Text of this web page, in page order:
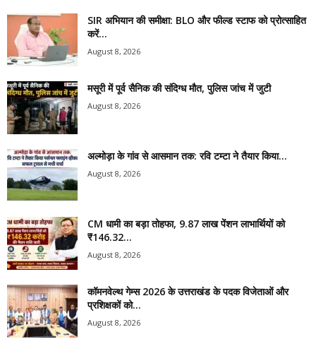
SIR अभियान की समीक्षा: BLO और फील्ड स्टाफ को प्रोत्साहित
करें...
August 8, 2026
मसूरी में पूर्व सैनिक की संदिग्ध मौत, पुलिस जांच में जुटी
August 8, 2026
अल्मोड़ा के गांव से आसमान तक: रवि टम्टा ने तैयार किया...
August 8, 2026
CM धामी का बड़ा तोहफा, 9.87 लाख पेंशन लाभार्थियों को
₹146.32...
August 8, 2026
कॉमनवेल्थ गेम्स 2026 के उत्तराखंड के पदक विजेताओं और
प्रशिक्षकों को...
August 8, 2026